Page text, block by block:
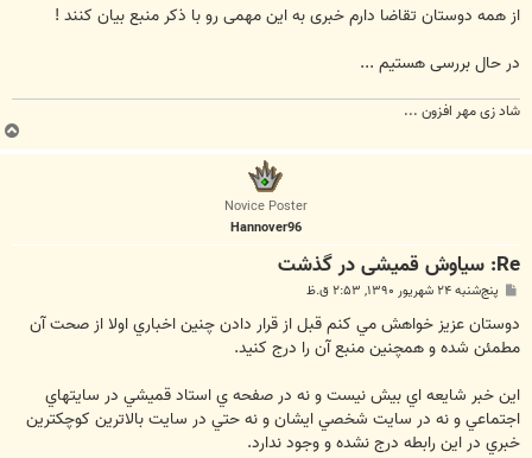
از همه دوستان تقاضا دارم خبری به این مهمی رو با ذکر منبع بیان کنند !
در حال بررسی هستیم ...
شاد زی مهر افزون ...
Novice Poster
Hannover96
Re: سیاوش قمیشی در گذشت
س
ت
پنج‌شنبه ۲۴ شهریور ۱۳۹۰, ۲:۵۳ ق.ظ
دوستان عزيز خواهش مي كنم قبل از قرار دادن چنين اخباري اولا از صحت آن
مطمئن شده و همچنين منبع آن را درج كنيد.
اين خبر شايعه اي بيش نيست و نه در صفحه ي استاد قميشي در سايتهاي
اجتماعي و نه در سايت شخصي ايشان و نه حتي در سايت بالاترين كوچكترين
خبري در اين رابطه درج نشده و وجود ندارد.